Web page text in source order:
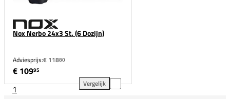
Nox Nerbo 24x3 St. (6 Dozijn)
Adviesprijs:€ 11880
€ 10995
Vergelijk
1